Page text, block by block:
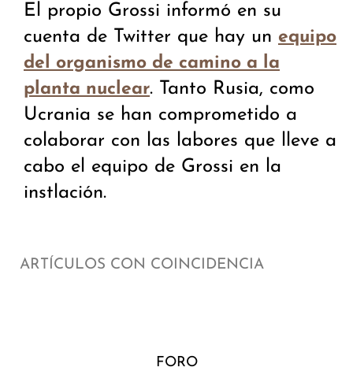
El propio Grossi informó en su
cuenta de Twitter que hay un equipo
del organismo de camino a la
planta nuclear. Tanto Rusia, como
Ucrania se han comprometido a
colaborar con las labores que lleve a
cabo el equipo de Grossi en la
instlación.
ARTÍCULOS CON COINCIDENCIA
FORO